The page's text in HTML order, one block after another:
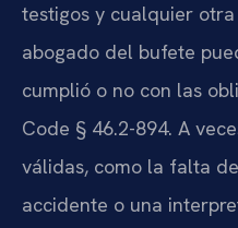
testigos y cualquier
abogado del bufete
cumplió o no con las
Code § 46.2-894. A
válidas, como la falta
accidente o una